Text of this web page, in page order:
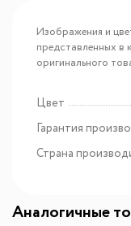
Изображения и
представленных в
оригинального
Цвет
Гарантия
Страна
Аналогичные